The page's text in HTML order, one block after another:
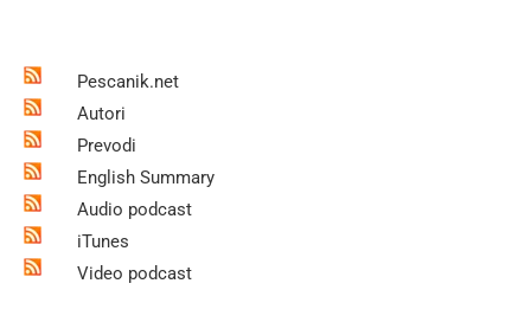
Pescanik.net
Autori
Prevodi
English Summary
Audio podcast
iTunes
Video podcast